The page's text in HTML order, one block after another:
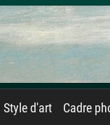
Style d'art Cadre